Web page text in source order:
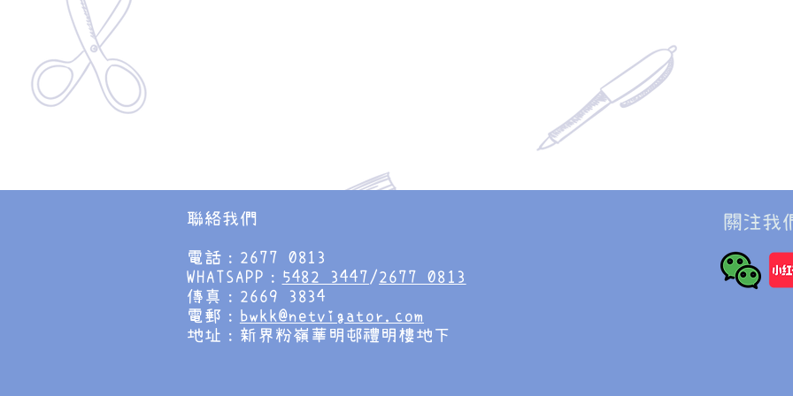
聯絡我們
電話：2677 0813
WHATSAPP： 5482 3447 /2677 0813
傳真：2669 3834
電郵： bwkk@netvigator.com
地址：新界粉嶺華明邨禮明樓地下
關注我